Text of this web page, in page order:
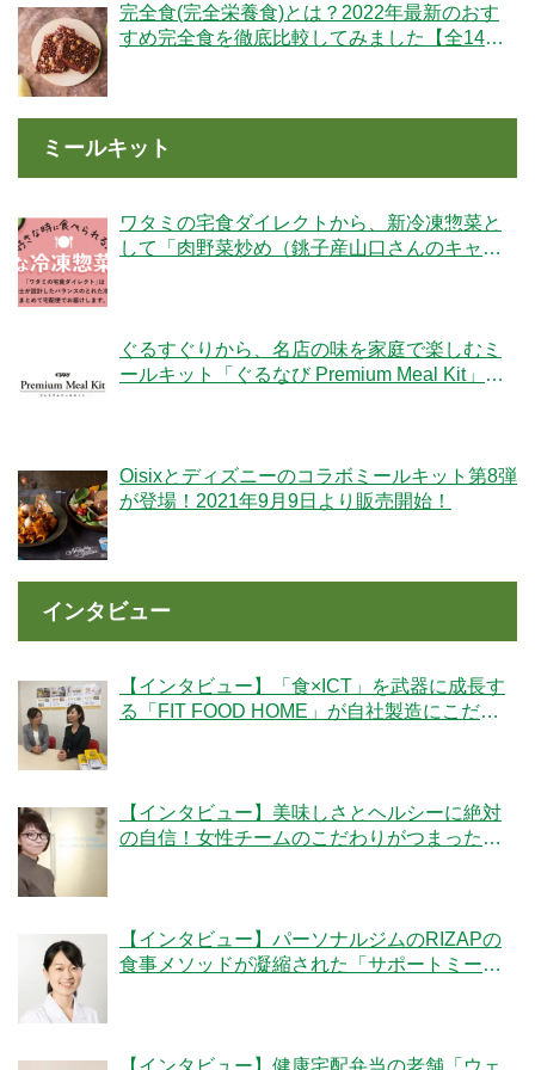
完全食(完全栄養食)とは？2022年最新のおす
すめ完全食を徹底比較してみました【全14
ミールキット
ワタミの宅食ダイレクトから、新冷凍惣菜と
して「肉野菜炒め（銚子産山口さんのキャベ
ぐるすぐりから、名店の味を家庭で楽しむミ
ールキット「ぐるなび Premium Meal Kit」シ
Oisixとディズニーのコラボミールキット第8弾
が登場！2021年9月9日より販売開始！
インタビュー
【インタビュー】「食×ICT」を武器に成長す
る「FIT FOOD HOME」が自社製造にこだわ
【インタビュー】美味しさとヘルシーに絶対
の自信！女性チームのこだわりがつまった
【インタビュー】パーソナルジムのRIZAPの
食事メソッドが凝縮された「サポートミー